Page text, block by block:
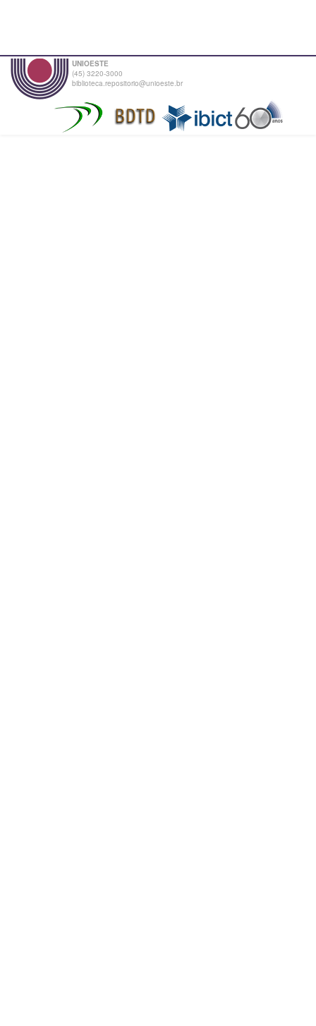
UNIOESTE
(45) 3220-3000
biblioteca.repositorio@unioeste.br